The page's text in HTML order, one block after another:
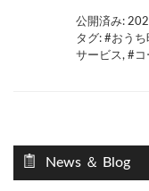
公開済み:
タグ: #おうち
サービス, #コ
News ＆ Blog